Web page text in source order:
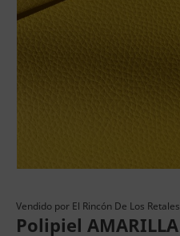
Vendido por El Rincón De Los Retales
Polipiel AMARILLA